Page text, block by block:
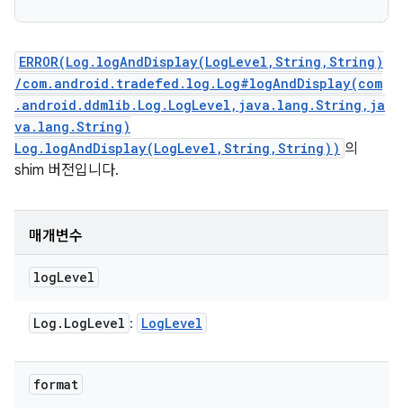
ERROR(Log.logAndDisplay(LogLevel,String,String)
/com.android.tradefed.log.Log#logAndDisplay(com
.android.ddmlib.Log.LogLevel,java.lang.String,ja
va.lang.String)
Log.logAndDisplay(LogLevel,String,String)) 의
shim 버전입니다.
매개변수
logLevel
Log . LogLevel : LogLevel
format